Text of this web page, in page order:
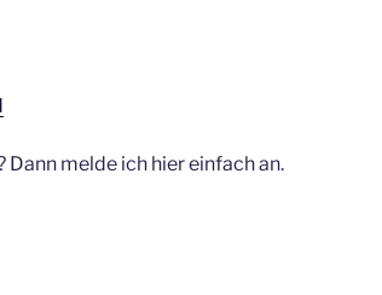
melde ich hier einfach an.